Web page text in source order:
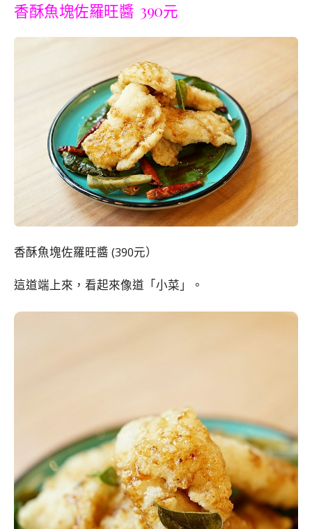
香酥魚塊佐羅旺醬 390元
香酥魚塊佐羅旺醬 (390元）
這道端上來，看起來像道「小菜」。